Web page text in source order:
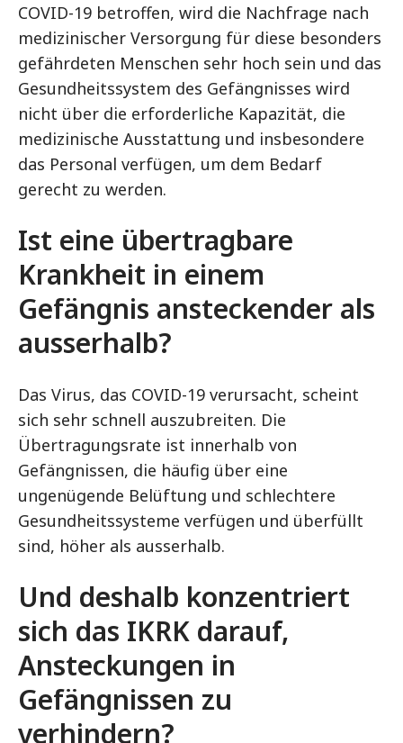
COVID-19 betroffen, wird die Nachfrage nach
medizinischer Versorgung für diese besonders
gefährdeten Menschen sehr hoch sein und das
Gesundheitssystem des Gefängnisses wird
nicht über die erforderliche Kapazität, die
medizinische Ausstattung und insbesondere
das Personal verfügen, um dem Bedarf
gerecht zu werden.
Ist eine übertragbare
Krankheit in einem
Gefängnis ansteckender als
ausserhalb?
Das Virus, das COVID-19 verursacht, scheint
sich sehr schnell auszubreiten. Die
Übertragungsrate ist innerhalb von
Gefängnissen, die häufig über eine
ungenügende Belüftung und schlechtere
Gesundheitssysteme verfügen und überfüllt
sind, höher als ausserhalb.
Und deshalb konzentriert
sich das IKRK darauf,
Ansteckungen in
Gefängnissen zu
verhindern?